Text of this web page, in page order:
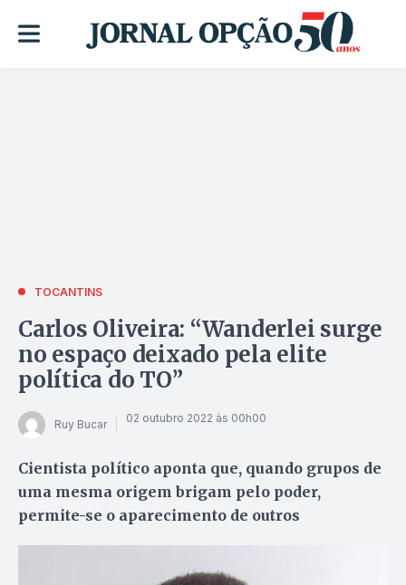
TOCANTINS
Carlos Oliveira: “Wanderlei surge
no espaço deixado pela elite
política do TO”
Ruy Bucar 02 outubro 2022 às 00h00
Cientista político aponta que, quando grupos de
uma mesma origem brigam pelo poder,
permite-se o aparecimento de outros